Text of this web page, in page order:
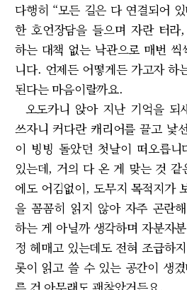
다행히 “모든 길은 다 연결되어
한 호언장담을 들으며 자란 터라,
하는 대책 없는 낙관으로 매번 씩
니다. 언제든 어떻게든 가고자 하
된다는 마음이랄까요.
오도카니 앉아 지난 기억을 되
쓰자니 커다란 캐리어를 끌고 낯
이 빙빙 돌았던 첫날이 떠오릅
있는데, 거의 다 온 게 맞는 것
에도 어김없이, 도무지 목적지가
을 꼼꼼히 읽지 않아 자주 곤란
하는 게 아닐까 생각하며 자분자
정 헤매고 있는데도 전혀 조급하
롯이 읽고 쓸 수 있는 공간이 생